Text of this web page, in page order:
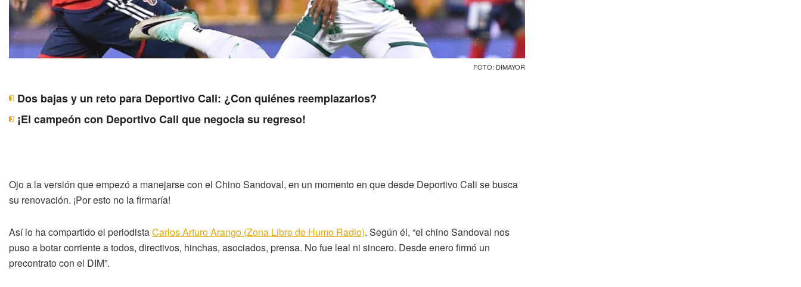
FOTO: DIMAYOR
Dos bajas y un reto para Deportivo Cali: ¿Con quiénes reemplazarlos?
¡El campeón con Deportivo Cali que negocia su regreso!
Ojo a la versión que empezó a manejarse con el Chino Sandoval, en un momento en que desde Deportivo Cali se busca
su renovación. ¡Por esto no la firmaría!
Así lo ha compartido el periodistaCarlos Arturo Arango (Zona Libre de Humo Radio). Según él, “el chino Sandoval nos
puso a botar corriente a todos, directivos, hinchas, asociados, prensa. No fue leal ni sincero. Desde enero firmó un
precontrato con el DIM”.